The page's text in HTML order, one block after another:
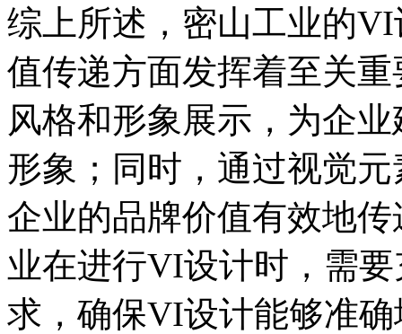
综上所述，密山工业的
值传递方面发挥着至关
风格和形象展示，为企
形象；同时，通过视觉
企业的品牌价值有效地
业在进行VI设计时，需
求，确保VI设计能够准